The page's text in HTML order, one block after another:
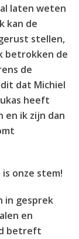
laten weten
kan de
stellen,
betrokken de
de
dat Michiel
heeft
en ik zijn dan
onze stem!
in gesprek
en
betreft